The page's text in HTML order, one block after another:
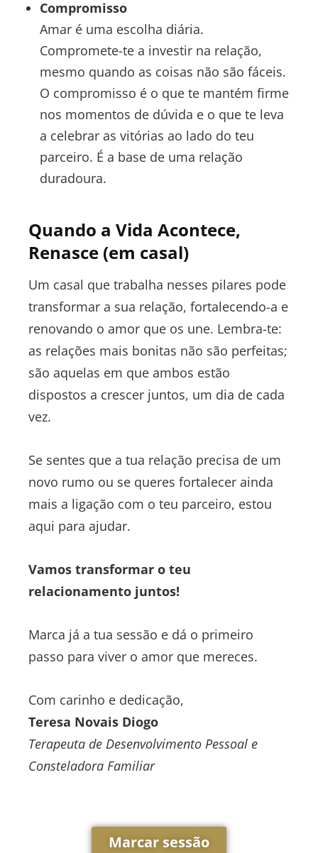
Compromisso
Amar é uma escolha diária.
Compromete-te a investir na relação,
mesmo quando as coisas não são fáceis.
O compromisso é o que te mantém firme
nos momentos de dúvida e o que te leva
a celebrar as vitórias ao lado do teu
parceiro. É a base de uma relação
duradoura.
Quando a Vida Acontece,
Renasce (em casal)
Um casal que trabalha nesses pilares pode
transformar a sua relação, fortalecendo-a e
renovando o amor que os une. Lembra-te:
as relações mais bonitas não são perfeitas;
são aquelas em que ambos estão
dispostos a crescer juntos, um dia de cada
vez.
Se sentes que a tua relação precisa de um
novo rumo ou se queres fortalecer ainda
mais a ligação com o teu parceiro, estou
aqui para ajudar.
Vamos transformar o teu
relacionamento juntos!
Marca já a tua sessão e dá o primeiro
passo para viver o amor que mereces.
Com carinho e dedicação,
Teresa Novais Diogo
Terapeuta de Desenvolvimento Pessoal e
Consteladora Familiar
Marcar sessão